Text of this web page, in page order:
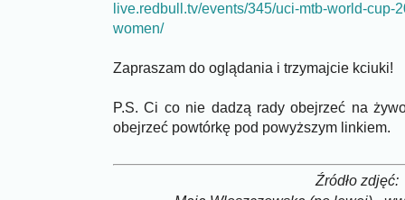
live.redbull.tv/events/345/uci-mtb-world-cup-
women/
Zapraszam do oglądania i trzymajcie kciuki!
P.S. Ci co nie dadzą rady obejrzeć na
obejrzeć powtórkę pod powyższym linkiem.
Źródło zdjęć: